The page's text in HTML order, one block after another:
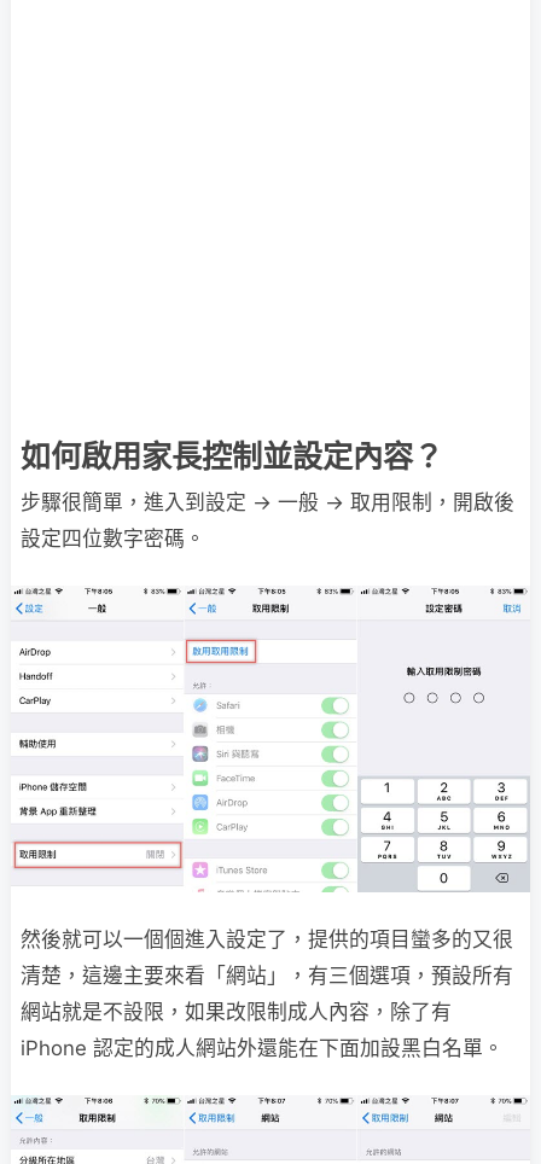
如何啟用家長控制並設定內容？
步驟很簡單，進入到設定 → 一般 → 取用限制，開啟後
設定四位數字密碼。
然後就可以一個個進入設定了，提供的項目蠻多的又很
清楚，這邊主要來看「網站」，有三個選項，預設所有
網站就是不設限，如果改限制成人內容，除了有
iPhone 認定的成人網站外還能在下面加設黑白名單。